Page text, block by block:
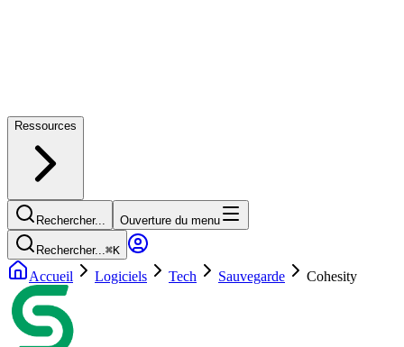
Ressources
Rechercher... Ouverture du menu
Rechercher...⌘K
Accueil Logiciels Tech Sauvegarde Cohesity